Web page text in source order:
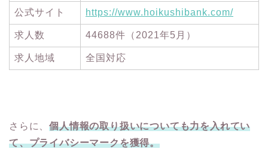
公式サイト https://www.hoikushibank.com/
求人数 44688件（2021年5月）
求人地域 全国対応
さらに、個人情報の取り扱いについても力を入れてい
て、プライバシーマークを獲得。